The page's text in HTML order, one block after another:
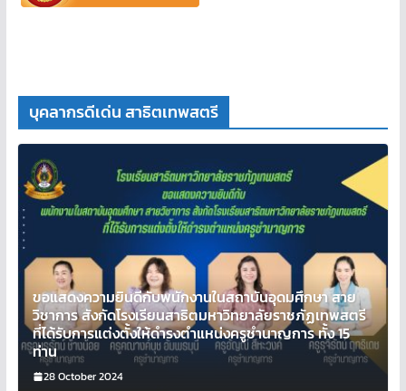
บุคลากรดีเด่น สาธิตเทพสตรี
ขอแสดงความยินดีกับพนักงานในสถาบันอุดมศึกษา สาย
วิชาการ สังกัดโรงเรียนสาธิตมหาวิทยาลัยราชภัฏเทพสตรี
ที่ได้รับการแต่งตั้งให้ดำรงตำแหน่งครูชำนาญการ ทั้ง 15
ท่าน
28 October 2024